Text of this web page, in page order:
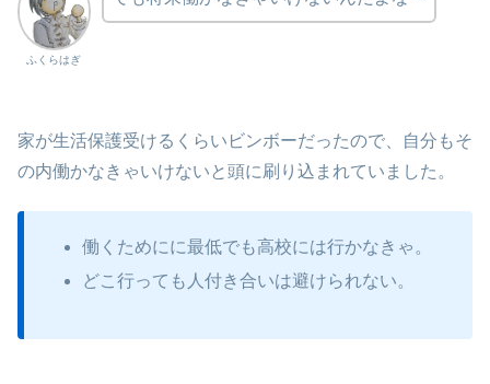
ふくらはぎ
家が生活保護受けるくらいビンボーだったので、自分もそ
の内働かなきゃいけないと頭に刷り込まれていました。
働くためにに最低でも高校には行かなきゃ。
どこ行っても人付き合いは避けられない。